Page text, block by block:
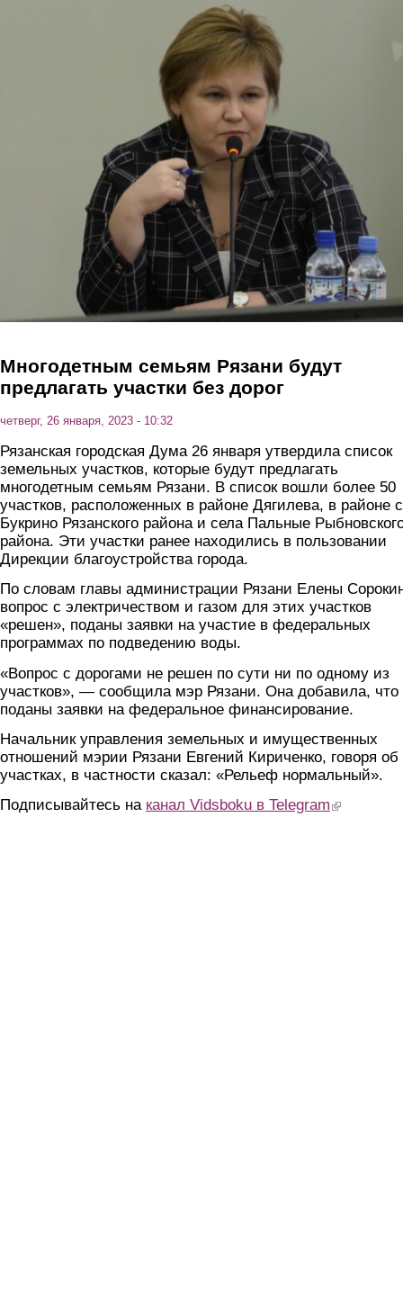
Многодетным семьям Рязани будут
предлагать участки без дорог
четверг, 26 января, 2023 - 10:32
Рязанская городская Дума 26 января утвердила список
земельных участков, которые будут предлагать
многодетным семьям Рязани. В список вошли более 50
участков, расположенных в районе Дягилева, в районе
Букрино Рязанского района и села Пальные
района. Эти участки ранее находились в пользовании
Дирекции благоустройства города.
По словам главы администрации Рязани Елены
вопрос с электричеством и газом для этих участков
«решен», поданы заявки на участие в федеральных
программах по подведению воды.
«Вопрос с дорогами не решен по сути ни по одному из
участков», — сообщила мэр Рязани. Она добавила, что
поданы заявки на федеральное финансирование.
Начальник управления земельных и имущественных
отношений мэрии Рязани Евгений Кириченко, говоря об
участках, в частности сказал: «Рельеф нормальный».
Подписывайтесь на канал Vidsboku в Telegram (link is